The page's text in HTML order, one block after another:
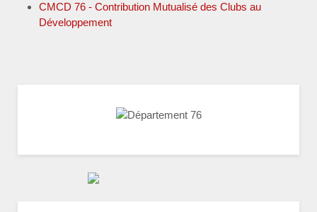
CMCD 76 - Contribution Mutualisé des Clubs au
Développement